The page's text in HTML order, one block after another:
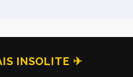
INSOLITE ✈